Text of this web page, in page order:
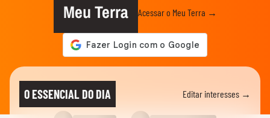
Meu Terra Acessar o Meu Terra →
O ESSENCIAL DO DIA Editar interesses →